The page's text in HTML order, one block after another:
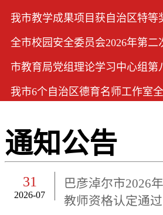
我市教学成果项目获自治区特等
我市6个自治区德育名师工作室
通知公告
31
2026-07
巴彦淖尔市2026
教师资格认定通